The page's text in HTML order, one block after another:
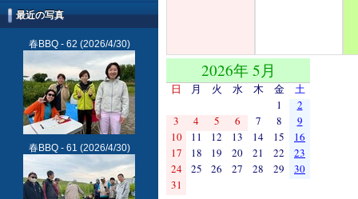
最近の写真
春BBQ - 62 (2026/4/30)
春BBQ - 61 (2026/4/30)
2026年 5月
日 月 火 水 木 金
土
1
2
3
4 5 6 7 8
9
10
11 12 13 14 15
16
17
18 19 20 21 22
23
24
25 26 27 28 29
30
31